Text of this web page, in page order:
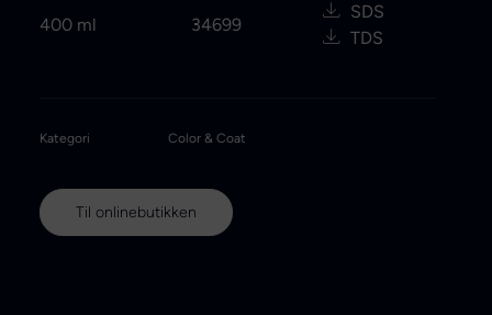
400 ml 34699
SDS
TDS
Kategori Color & Coat
Til onlinebutikken